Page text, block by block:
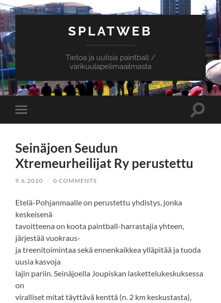
SPLATWEB
Tietoa ja uutisia paintball /
värikuulapelimaailmasta
Toggle
mobile
Toggle
Seinäjoen Seudun
Xtremeurheilijat Ry perustettu
9.6.2010 / 0 COMMENTS
Etelä-Pohjanmaalle on perustettu yhdistys, jonka
keskeisenä
tavoitteena on koota paintball-harrastajia yhteen,
järjestää vuokraus-
ja treenitoimintaa sekä ennenkaikkea ylläpitää ja tuoda
uusia kasvoja
lajin pariin. Seinäjoella Joupiskan laskettelukeskuksessa
on
viralliset mitat täyttävä kenttä (n. 2 km keskustasta),